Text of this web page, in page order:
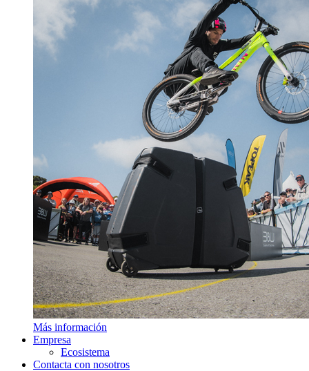
Más información
Empresa
Ecosistema
Contacta con nosotros